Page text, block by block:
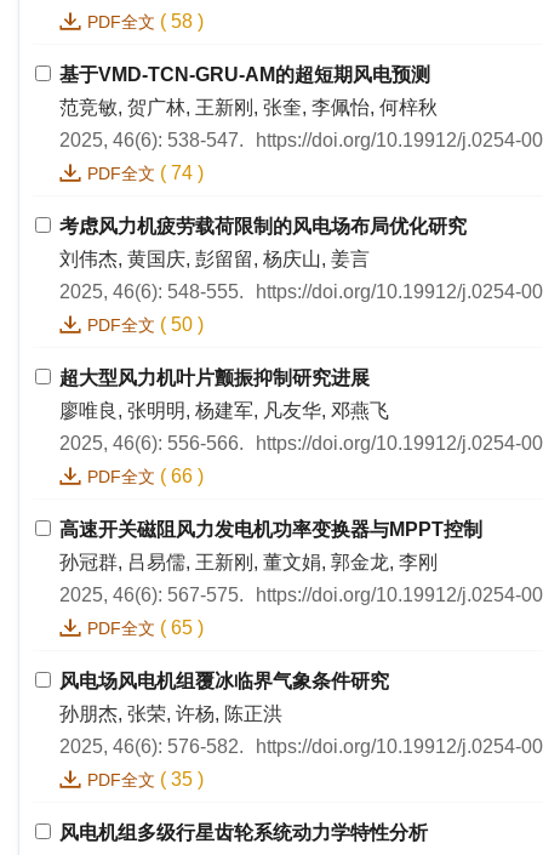
PDF全文 ( 58 )
基于VMD-TCN-GRU-AM的超短期风电预测
范竞敏, 贺广林, 王新刚, 张奎, 李佩怡, 何梓秋
2025, 46(6): 538-547.
https://doi.org/10.19912/j.0254-
PDF全文 ( 74 )
考虑风力机疲劳载荷限制的风电场布局优化研究
刘伟杰, 黄国庆, 彭留留, 杨庆山, 姜言
2025, 46(6): 548-555.
https://doi.org/10.19912/j.0254-
PDF全文 ( 50 )
超大型风力机叶片颤振抑制研究进展
廖唯良, 张明明, 杨建军, 凡友华, 邓燕飞
2025, 46(6): 556-566.
https://doi.org/10.19912/j.0254-
PDF全文 ( 66 )
高速开关磁阻风力发电机功率变换器与MPPT控制
孙冠群, 吕易儒, 王新刚, 董文娟, 郭金龙, 李刚
2025, 46(6): 567-575.
https://doi.org/10.19912/j.0254-
PDF全文 ( 65 )
风电场风电机组覆冰临界气象条件研究
孙朋杰, 张荣, 许杨, 陈正洪
2025, 46(6): 576-582.
https://doi.org/10.19912/j.0254-
PDF全文 ( 35 )
风电机组多级行星齿轮系统动力学特性分析